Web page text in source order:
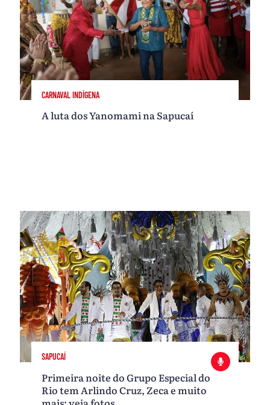
CARNAVAL INDÍGENA
A luta dos Yanomami na Sapucaí
SAPUCAÍ
Primeira noite do Grupo Especial do
Rio tem Arlindo Cruz, Zeca e muito